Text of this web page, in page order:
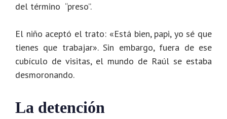
del término “preso”.
El niño aceptó el trato: «Está bien, papi, yo sé que
tienes que trabajar». Sin embargo, fuera de ese
cubículo de visitas, el mundo de Raúl se estaba
desmoronando.
La detención